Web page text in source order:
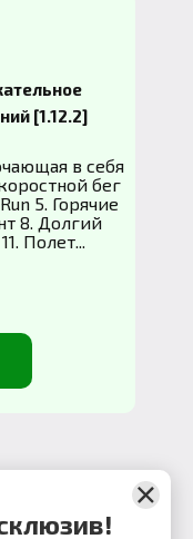
[1.12.2]
в себя
бег
5. Горячие
8. Долгий
Полет...